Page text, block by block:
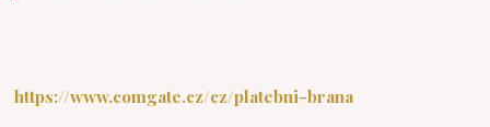
https://www.comgate.cz/cz/platebni-brana